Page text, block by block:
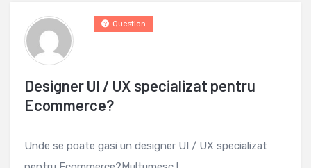
Designer UI / UX specializat pentru
Ecommerce?
Question
Unde se poate gasi un designer UI / UX specializat